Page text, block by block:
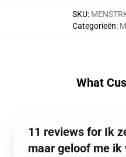
SKU:
Categorieën:
What
11 reviews for Ik
maar geloof me